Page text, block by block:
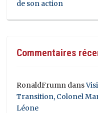
de son action
Commentaires
RonaldFrumn dans
Transition, Colonel
Léone